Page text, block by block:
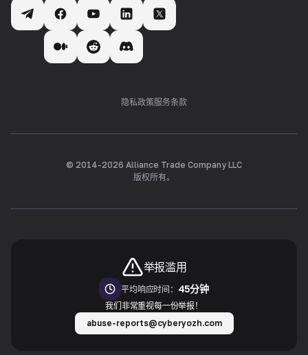
隐私政策服务条款
© 2014-2026 Alliance Trade Company LLC
版权所有。
举报滥用
平均响应时间： 45分钟
我们非常重视每一份举报！
abuse-reports@cyberyozh.com